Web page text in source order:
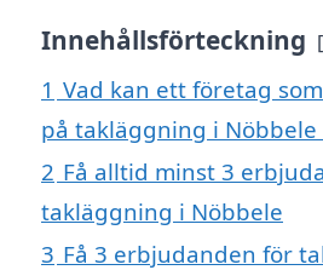
Innehållsförteckning
1 Vad kan ett företag
på takläggning i
2 Få alltid minst 3
takläggning i Nöbbele
3 Få 3 erbjudanden för